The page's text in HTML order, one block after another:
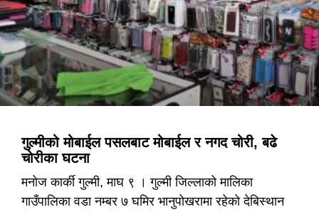
गुल्मीको मोबाईल पसलबाट मोबाईल र नगद चोरी, बढे
चोरीका घटना
मनोज कार्की गुल्मी, माघ ९ । गुल्मी जिल्लाको मालिका
गाउँपालिका वडा नम्बर ७ घमिर भानुपोखरामा रहेको देबिस्थान